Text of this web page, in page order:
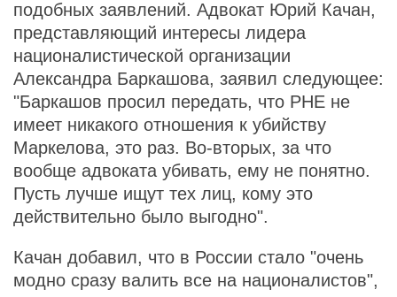
подобных заявлений. Адвокат Юрий Качан,
представляющий интересы лидера
националистической организации
Александра Баркашова, заявил следующее:
"Баркашов просил передать, что РНЕ не
имеет никакого отношения к убийству
Маркелова, это раз. Во-вторых, за что
вообще адвоката убивать, ему не понятно.
Пусть лучше ищут тех лиц, кому это
действительно было выгодно".
Качан добавил, что в России стало "очень
модно сразу валить все на националистов",